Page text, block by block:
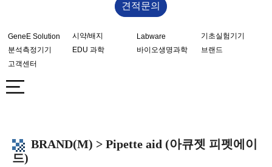
견적문의
GeneE Solution 시약/배지 Labware
기초실험기기
분석측정기기
EDU 과학 바이오생명과학
브랜드
고객센터
BRAND(M) > Pipette aid (아큐젯 피펫에이
드)